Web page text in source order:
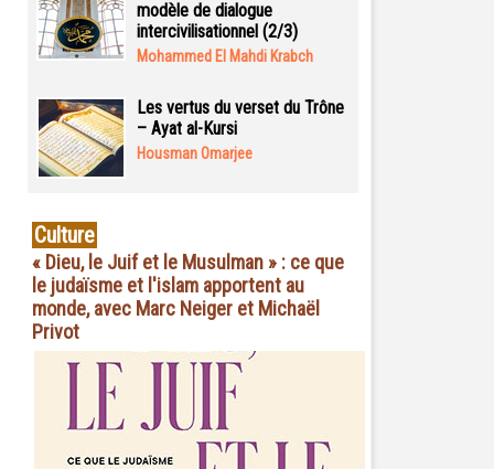
modèle de dialogue
intercivilisationnel (2/3)
Mohammed El Mahdi Krabch
Les vertus du verset du Trône
– Ayat al-Kursi
Housman Omarjee
Culture
« Dieu, le Juif et le Musulman » : ce que
le judaïsme et l'islam apportent au
monde, avec Marc Neiger et Michaël
Privot